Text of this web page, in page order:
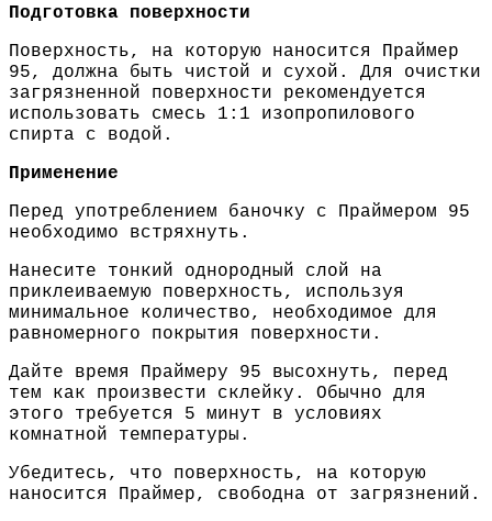
Подготовка поверхности
Поверхность, на которую наносится Праймер
95, должна быть чистой и сухой. Для очистки
загрязненной поверхности рекомендуется
использовать смесь 1:1 изопропилового
спирта с водой.
Применение
Перед употреблением баночку с Праймером 95
необходимо встряхнуть.
Нанесите тонкий однородный слой на
приклеиваемую поверхность, используя
минимальное количество, необходимое для
равномерного покрытия поверхности.
Дайте время Праймеру 95 высохнуть, перед
тем как произвести склейку. Обычно для
этого требуется 5 минут в условиях
комнатной температуры.
Убедитесь, что поверхность, на которую
наносится Праймер, свободна от загрязнений.